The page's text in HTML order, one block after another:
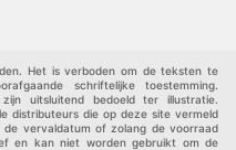
Het is verboden om de teksten te
schriftelijke toestemming.
uitsluitend bedoeld ter illustratie.
distributeurs die op deze site vermeld
vervaldatum of zolang de voorraad
en kan niet worden gebruikt om de